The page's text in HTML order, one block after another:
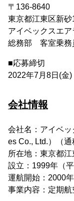
〒136-8640
東京都江東区新砂
アイベックスエ
総務部 客室乗務
■応募締切
2022年7月8日(
会社情報
会社名：アイベ
es Co., Ltd.）（通
所在地：東京都
設立：1999年（
運航開始：2000
事業内容：定期航